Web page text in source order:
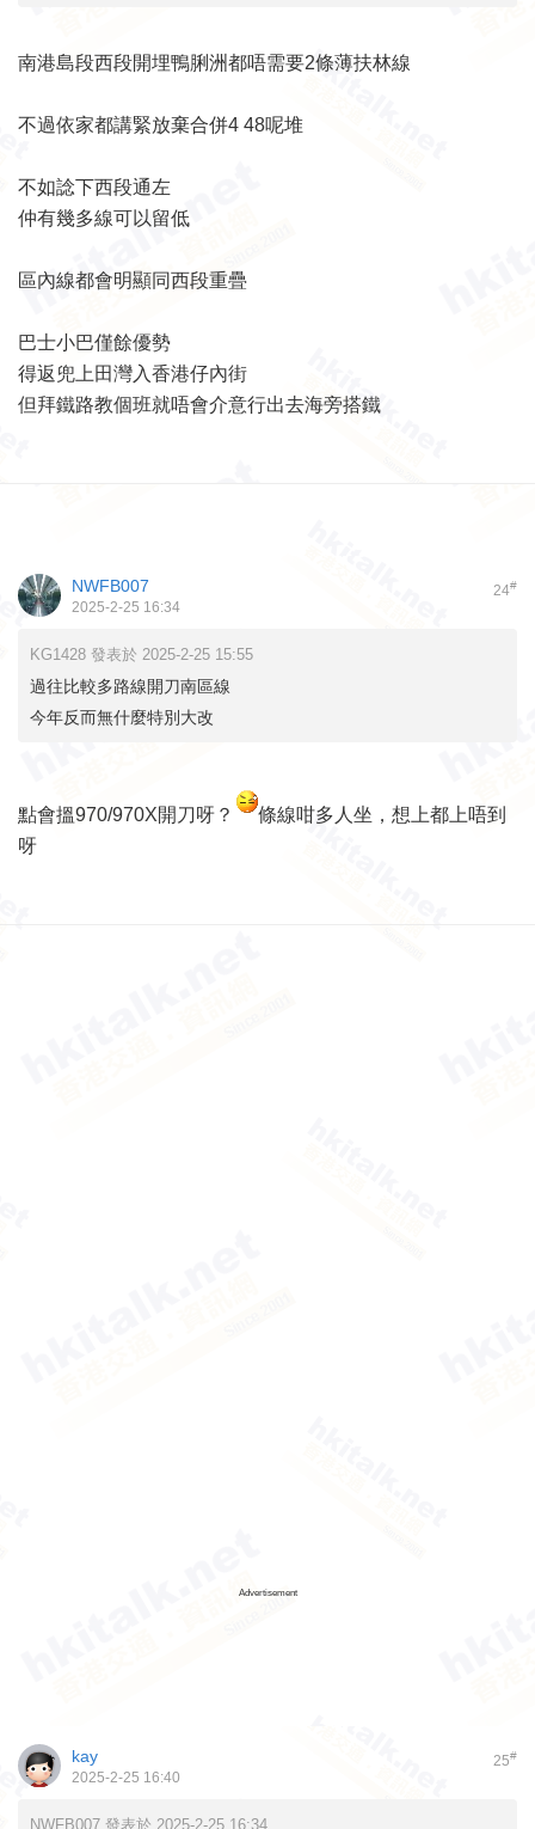
南港島段西段開埋鴨脷洲都唔需要2條薄扶林線
不過依家都講緊放棄合併4 48呢堆
不如諗下西段通左
仲有幾多線可以留低
區內線都會明顯同西段重疊
巴士小巴僅餘優勢
得返兜上田灣入香港仔內街
但拜鐵路教個班就唔會介意行出去海旁搭鐵
24#
NWFB007
2025-2-25 16:34
KG1428 發表於 2025-2-25 15:55
過往比較多路線開刀南區線
今年反而無什麼特別大改
點會搵970/970X開刀呀？
條線咁多人坐，想上都上唔到
呀
Advertisement
25#
kay
2025-2-25 16:40
NWFB007 發表於 2025-2-25 16:34